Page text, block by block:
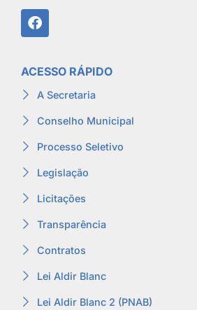
ACESSO RÁPIDO
A Secretaria
Conselho Municipal
Processo Seletivo
Legislação
Licitações
Transparência
Contratos
Lei Aldir Blanc
Lei Aldir Blanc 2 (PNAB)